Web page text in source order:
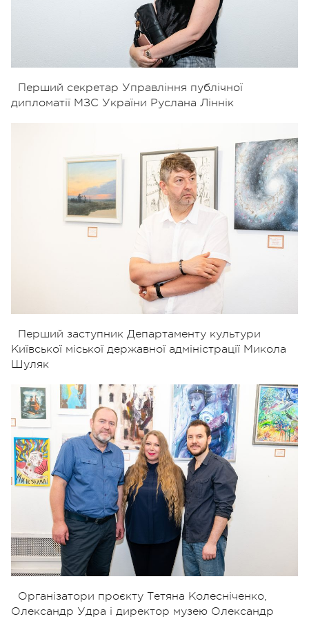
Перший секретар Управління публічної
дипломатії МЗС України Руслана Ліннік
Перший заступник Департаменту культури
Київської міської державної адміністрації Микола
Шуляк
Організатори проєкту Тетяна Колесніченко,
Олександр Удра і директор музею Олександр